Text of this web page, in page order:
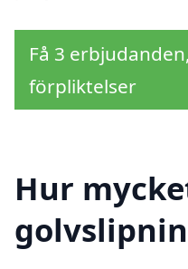
Få 3
förpliktelser
Hur